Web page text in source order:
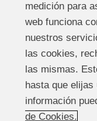
medición para
web funciona
nuestros
las cookies,
las mismas.
hasta que
información
de Cookies.